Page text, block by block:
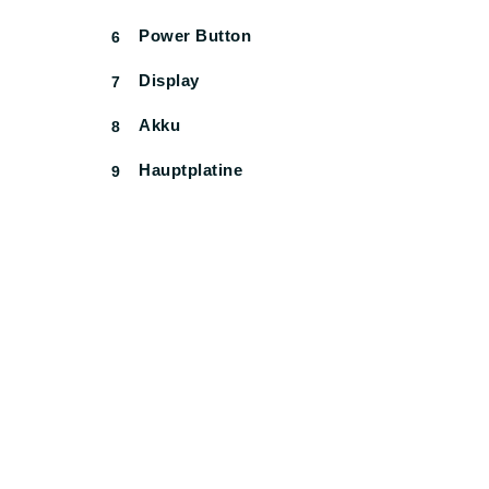
6 Power Button
7 Display
8 Akku
9 Hauptplatine